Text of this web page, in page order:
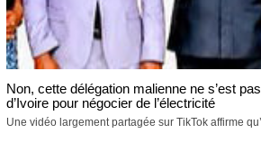
Non, cette délégation malienne ne s’est
d’Ivoire pour négocier de l’électricité
Une vidéo largement partagée sur TikTok affirme